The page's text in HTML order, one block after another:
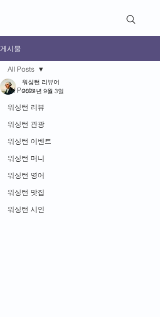
게시물
All Posts
워싱턴 리뷰
워싱턴 관광
워싱턴 이벤트
워싱턴 머니
워싱턴 영어
워싱턴 맛집
워싱턴 시인
All Posts
워싱턴 리뷰어
2024년 9월 3일